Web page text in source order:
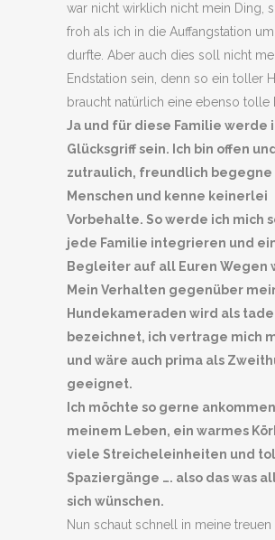
war nicht wirklich nicht mein Ding,
froh als ich in die Auffangstation
durfte. Aber auch dies soll nicht
Endstation sein, denn so ein toller
braucht natürlich eine ebenso tolle
Ja und für diese Familie werde
Glücksgriff sein. Ich bin offen und
zutraulich, freundlich begegne
Menschen und kenne keinerlei
Vorbehalte. So werde ich mich
jede Familie integrieren und
Begleiter auf all Euren Wegen
Mein Verhalten gegenüber
Hundekameraden wird als
bezeichnet, ich vertrage mich
und wäre auch prima als
geeignet.
Ich möchte so gerne
meinem Leben, ein warmes
viele Streicheleinheiten und
Spaziergänge …. also das was
sich wünschen.
Nun schaut schnell in meine treuen